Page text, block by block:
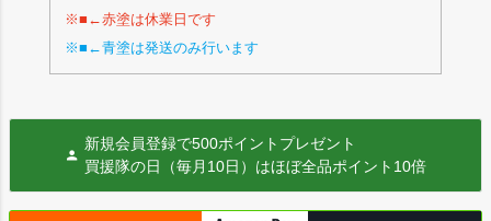
※■←赤塗は休業日です
※■←青塗は発送のみ行います
新規会員登録で500ポイントプレゼント
買援隊の日（毎月10日）はほぼ全品ポイント10倍